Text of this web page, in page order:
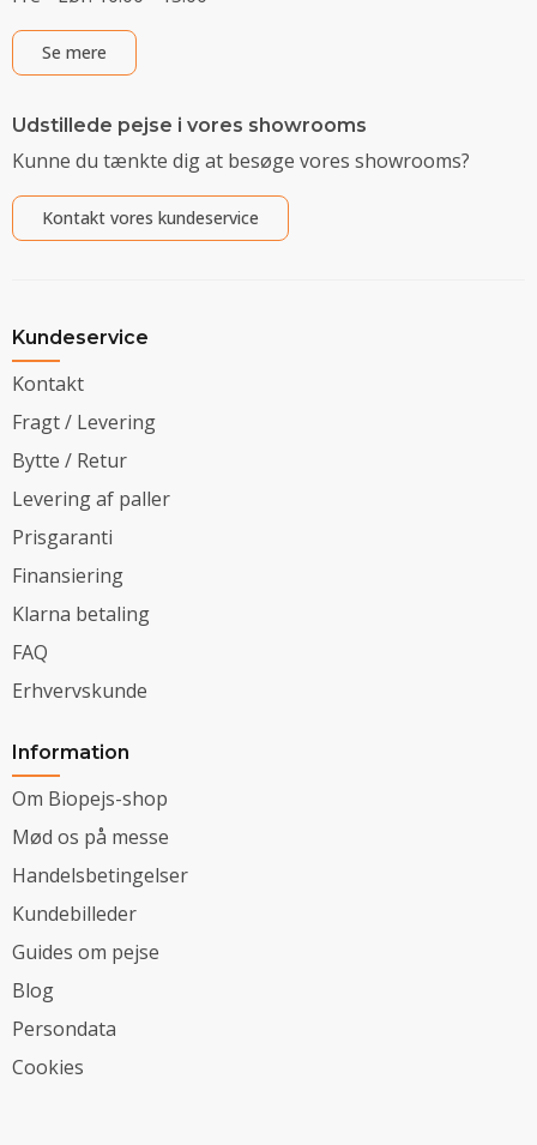
Se mere
Udstillede pejse i vores showrooms
Kunne du tænkte dig at besøge vores showrooms?
Kontakt vores kundeservice
Kundeservice
Kontakt
Fragt / Levering
Bytte / Retur
Levering af paller
Prisgaranti
Finansiering
Klarna betaling
FAQ
Erhvervskunde
Information
Om Biopejs-shop
Mød os på messe
Handelsbetingelser
Kundebilleder
Guides om pejse
Blog
Persondata
Cookies